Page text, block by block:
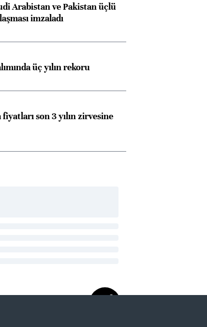
Arabistan ve Pakistan üçlü
imzaladı
üç yılın rekoru
fiyatları son 3 yılın zirvesine